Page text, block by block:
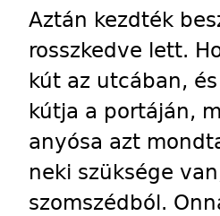
Aztán kezdték
rosszkedve lett.
kút az utcában,
kútja a portáján,
anyósa azt
neki szüksége
szomszédból.